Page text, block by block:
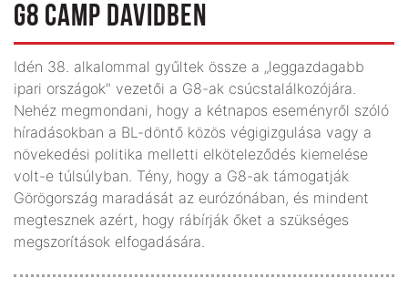
G8 CAMP DAVIDBEN
Idén 38. alkalommal gyűltek össze a „leggazdagabb
ipari országok" vezetői a G8-ak csúcstalálkozójára.
Nehéz megmondani, hogy a kétnapos eseményről szóló
híradásokban a BL-döntő közös végigizgulása vagy a
növekedési politika melletti elköteleződés kiemelése
volt-e túlsúlyban. Tény, hogy a G8-ak támogatják
Görögország maradását az eurózónában, és mindent
megtesznek azért, hogy rábírják őket a szükséges
megszorítások elfogadására.